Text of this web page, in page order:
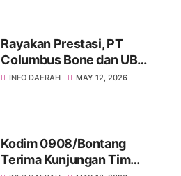
Rayakan Prestasi, PT
Columbus Bone dan UB
Parepare Bagikan Bonus
INFO DAERAH MAY 12, 2026
Kodim 0908/Bontang
Terima Kunjungan Tim